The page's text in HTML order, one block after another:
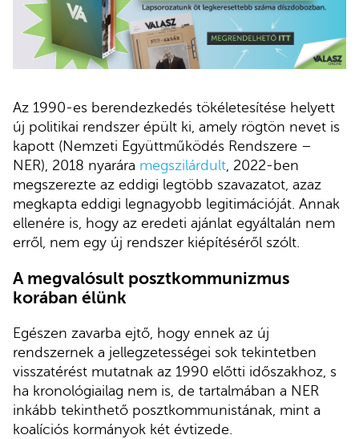
Az 1990-es berendezkedés tökéletesítése helyett
új politikai rendszer épült ki, amely rögtön nevet is
kapott (Nemzeti Együttműködés Rendszere –
NER), 2018 nyarára megszilárdult, 2022-ben
megszerezte az eddigi legtöbb szavazatot, azaz
megkapta eddigi legnagyobb legitimációját. Annak
ellenére is, hogy az eredeti ajánlat egyáltalán nem
erről, nem egy új rendszer kiépítéséről szólt.
A megvalósult posztkommunizmus
korában élünk
Egészen zavarba ejtő, hogy ennek az új
rendszernek a jellegzetességei sok tekintetben
visszatérést mutatnak az 1990 előtti időszakhoz, s
ha kronológiailag nem is, de tartalmában a NER
inkább tekinthető posztkommunistának, mint a
koalíciós kormányok két évtizede.